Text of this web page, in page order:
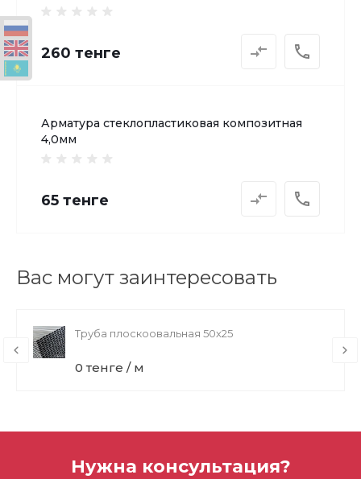
260 тенге
Арматура стеклопластиковая композитная
4,0мм
65 тенге
Вас могут заинтересовать
Труба плоскоовальная 50х25
0 тенге / м
Нужна консультация?